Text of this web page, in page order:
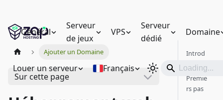
Général
Serveur
de jeux
VPS
Serveur
dédié
Domaine
Louer un serveur Français
Ajouter un Domaine
Sur cette page
Introd
uction
Premie
rs pas